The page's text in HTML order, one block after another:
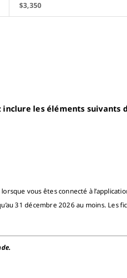
$3,350
les éléments suivants
vous êtes connecté à
31 décembre 2026 au moins. Les